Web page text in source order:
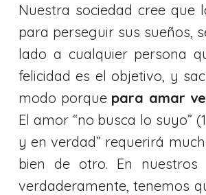
Nuestra sociedad cree que
para perseguir sus sueños,
lado a cualquier persona
felicidad es el objetivo, y
modo porque para amar
El amor “no busca lo suyo”
y en verdad” requerirá
bien de otro. En nuestros
verdaderamente, tenemos